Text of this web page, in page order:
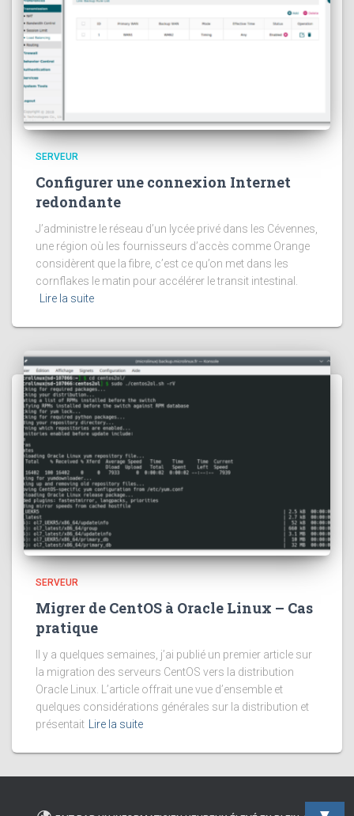
SERVEUR
Configurer une connexion Internet
redondante
J’administre le réseau d’un lycée privé dans les Cévennes,
une région où les fournisseurs d’accès comme Orange
considèrent que la fibre, c’est ce qu’on met dans les
cornflakes le matin pour accélérer le transit intestinal.
Lire la suite
SERVEUR
Migrer de CentOS à Oracle Linux – Cas
pratique
Il y a quelques semaines, j’ai publié un premier article sur
la migration des serveurs CentOS vers la distribution
Oracle Linux. L’article offrait une vue d’ensemble et
quelques considérations générales sur la distribution et
présentait
Lire la suite